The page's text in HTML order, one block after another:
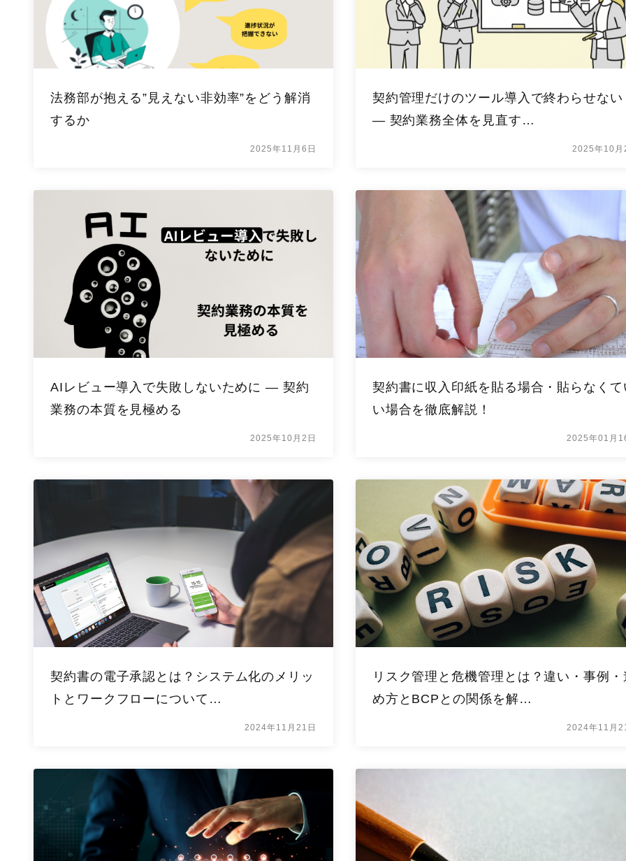
法務部が抱える”見えない非効率”をどう解消
するか
2025年11月6日
契約管理だけのツール導入で終わらせない
― 契約業務全体を見直す…
2025年10月
AIレビュー導入で失敗しないために ― 契約
業務の本質を見極める
2025年10月2日
契約書に収入印紙を貼る場合・貼らなくて
い場合を徹底解説！
2025年01月
契約書の電子承認とは？システム化のメリッ
トとワークフローについて…
2024年11月21日
リスク管理と危機管理とは？違い・事例・
め方とBCPとの関係を解…
2024年11月